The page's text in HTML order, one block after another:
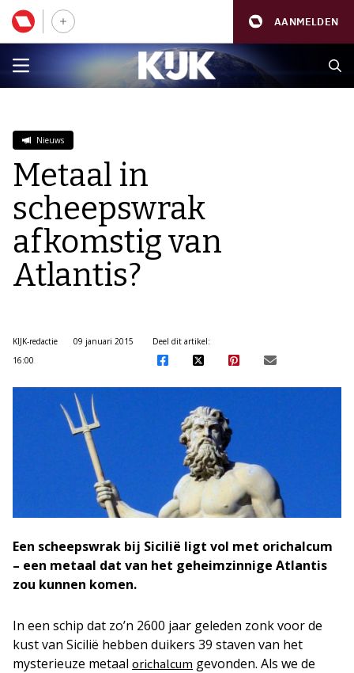
AANMELDEN
Nieuws
Metaal in
scheepswrak
afkomstig van
Atlantis?
KIJK-redactie
09 januari 2015
16:00
Deel dit artikel:
Een scheepswrak bij Sicilië ligt vol met orichalcum
– een metaal dat van het geheimzinnige Atlantis
zou kunnen komen.
In een schip dat zo’n 2600 jaar geleden zonk voor de
kust van Sicilië hebben duikers 39 staven van het
mysterieuze metaal orichalcum gevonden. Als we de